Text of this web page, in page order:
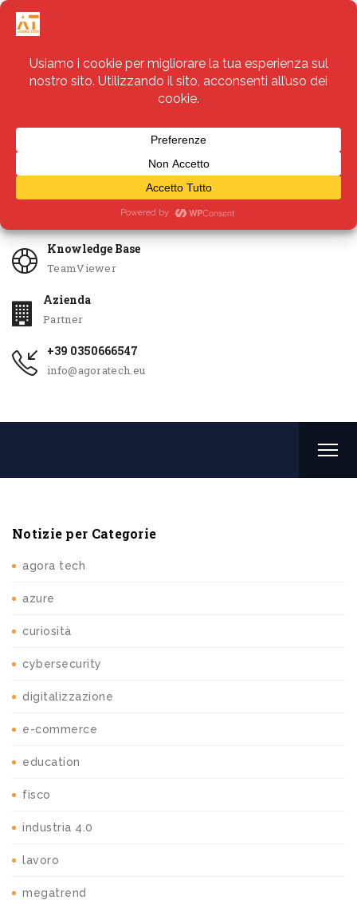
Servizi
Knowledge Base
TeamViewer
Azienda
Partner
+39 0350666547
info@agoratech.eu
Notizie per Categorie
agora tech
azure
curiosità
cybersecurity
digitalizzazione
e-commerce
education
fisco
industria 4.0
lavoro
megatrend